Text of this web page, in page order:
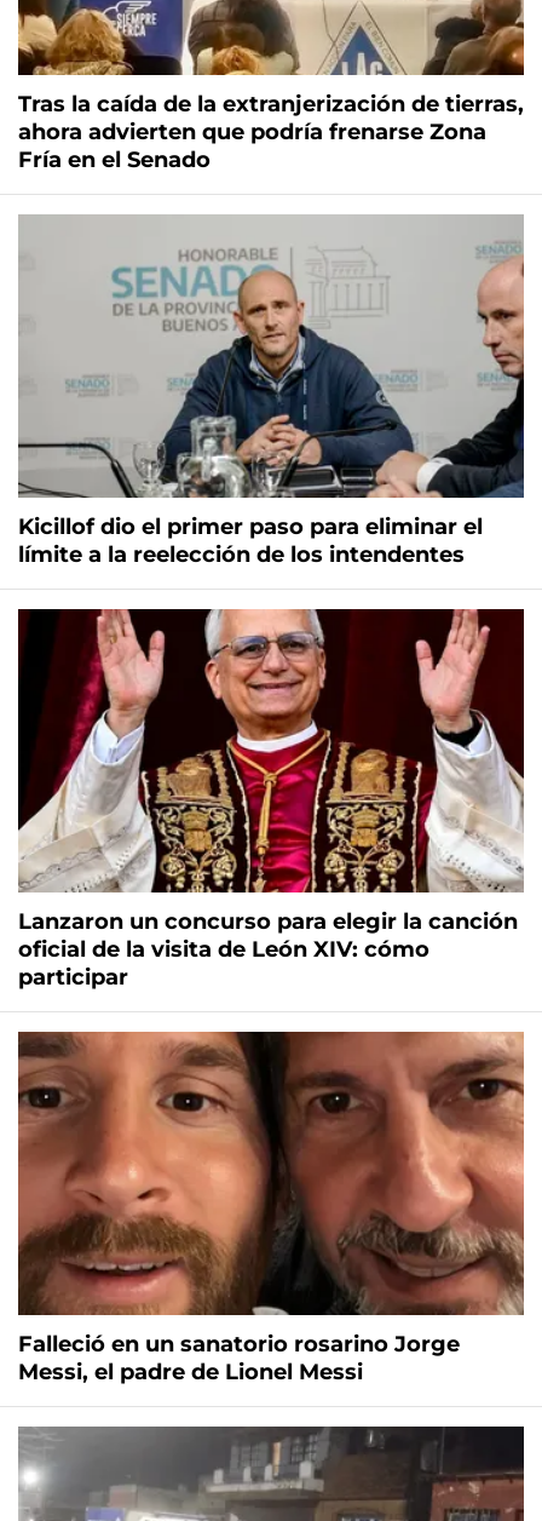
Tras la caída de la extranjerización de tierras,
ahora advierten que podría frenarse Zona
Fría en el Senado
Kicillof dio el primer paso para eliminar el
límite a la reelección de los intendentes
Lanzaron un concurso para elegir la canción
oficial de la visita de León XIV: cómo
participar
Falleció en un sanatorio rosarino Jorge
Messi, el padre de Lionel Messi